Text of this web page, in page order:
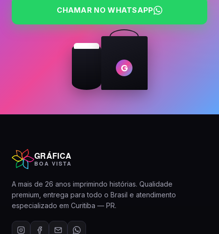
CHAMAR NO WHATSAPP
G
GRÁFICA
BOA VISTA
A mais de 26 anos imprimindo histórias. Qualidade
premium, entrega para todo o Brasil e atendimento
especializado em Curitiba — PR.